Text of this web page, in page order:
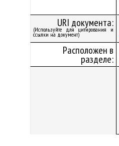
URI документа:
(Используйте для цитирования и
ссылки на документ)
Расположен в
разделе: